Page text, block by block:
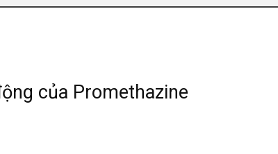
của Promethazine